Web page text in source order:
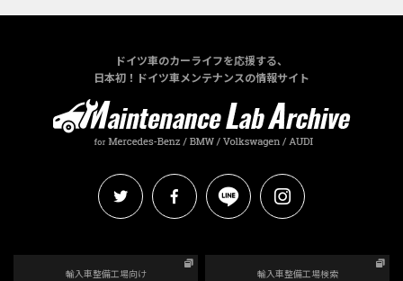
ドイツ車のカーライフを応援する、
日本初！ドイツ車メンテナンスの情報サイト
輸入車整備工場向け 輸入車整備工場検索